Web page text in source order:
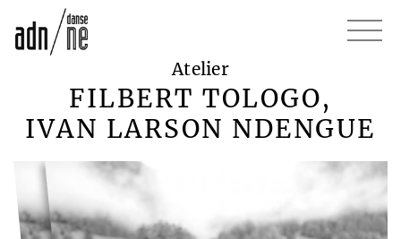
Atelier
FILBERT TOLOGO,
IVAN LARSON NDENGUE